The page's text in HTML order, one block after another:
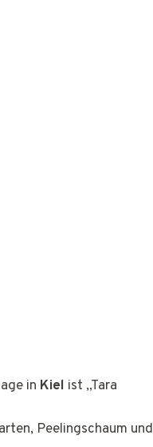
in Kiel ist „Tara
Peelingschaum und